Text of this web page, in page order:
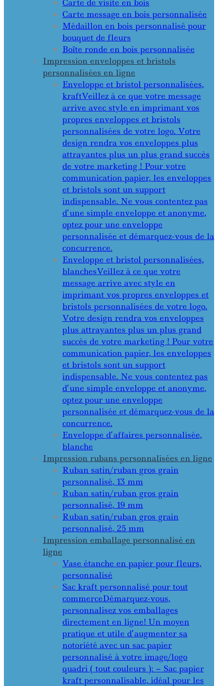
Carte de visite en bois
Carte message en bois personnalisée
Médaillon en bois personnalisé pour
bouquet de fleurs
Boîte ronde en bois personnalisée
Impression enveloppes et bristols
personnalisées en ligne
Enveloppe et bristol personnalisées,
kraftVeillez à ce que votre message
arrive avec style en imprimant vos
propres enveloppes et bristols
personnalisées de votre logo. Votre
design rendra vos enveloppes plus
attrayantes plus un plus grand succès
de votre marketing ! Pour votre
communication papier, les enveloppes
et bristols sont un support
indispensable. Ne vous contentez pas
d’une simple enveloppe et anonyme,
optez pour une enveloppe
personnalisée et démarquez-vous de la
concurrence.
Enveloppe et bristol personnalisées,
blanchesVeillez à ce que votre
message arrive avec style en
imprimant vos propres enveloppes et
bristols personnalisées de votre logo.
Votre design rendra vos enveloppes
plus attrayantes plus un plus grand
succès de votre marketing ! Pour votre
communication papier, les enveloppes
et bristols sont un support
indispensable. Ne vous contentez pas
d’une simple enveloppe et anonyme,
optez pour une enveloppe
personnalisée et démarquez-vous de la
concurrence.
Enveloppe d’affaires personnalisée,
blanche
Impression rubans personnalisées en ligne
Ruban satin/ruban gros grain
personnalisé, 13 mm
Ruban satin/ruban gros grain
personnalisé, 19 mm
Ruban satin/ruban gros grain
personnalisé, 25 mm
Impression emballage personnalisé en
ligne
Vase étanche en papier pour fleurs,
personnalisé
Sac kraft personnalisé pour tout
commerceDémarquez-vous,
personnalisez vos emballages
directement en ligne! Un moyen
pratique et utile d’augmenter sa
notoriété avec un sac papier
personnalisé à votre image/logo
quadri ( tout couleurs ): – Sac papier
kraft personnalisable, idéal pour les